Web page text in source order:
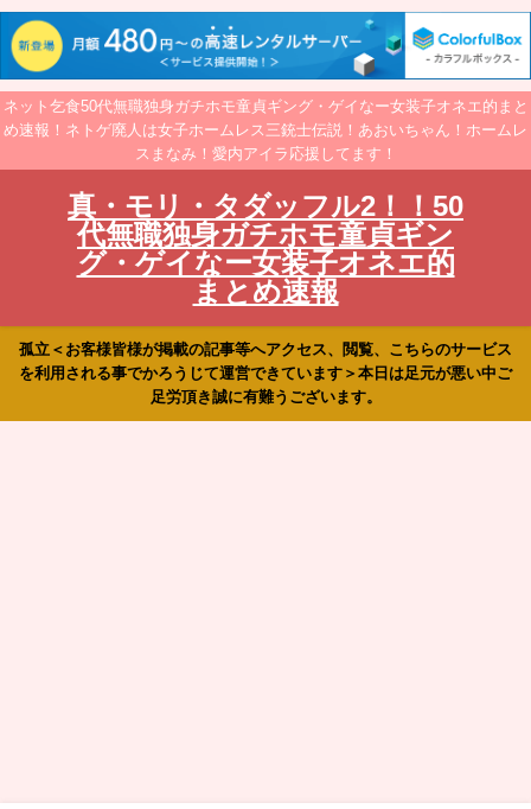
ネット乞食50代無職独身ガチホモ童貞ギング・ゲイなー女装子オネエ的まと
め速報！ネトゲ廃人は女子ホームレス三銃士伝説！あおいちゃん！ホームレ
スまなみ！愛内アイラ応援してます！
真・モリ・タダッフル2！！50
代無職独身ガチホモ童貞ギン
グ・ゲイなー女装子オネエ的
まとめ速報
孤立＜お客様皆様が掲載の記事等へアクセス、閲覧、こちらのサービス
を利用される事でかろうじて運営できています＞本日は足元が悪い中ご
足労頂き誠に有難うございます。